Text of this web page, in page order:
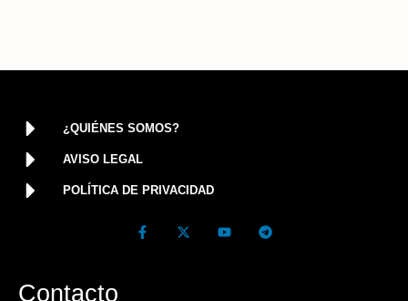
¿QUIÉNES SOMOS?
AVISO LEGAL
POLÍTICA DE PRIVACIDAD
Contacto